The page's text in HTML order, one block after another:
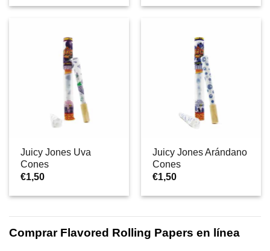
precios:
precios:
Juicy Jones Uva
Cones
€1,50
Juicy Jones Arándano
Cones
€1,50
Comprar Flavored Rolling Papers en línea